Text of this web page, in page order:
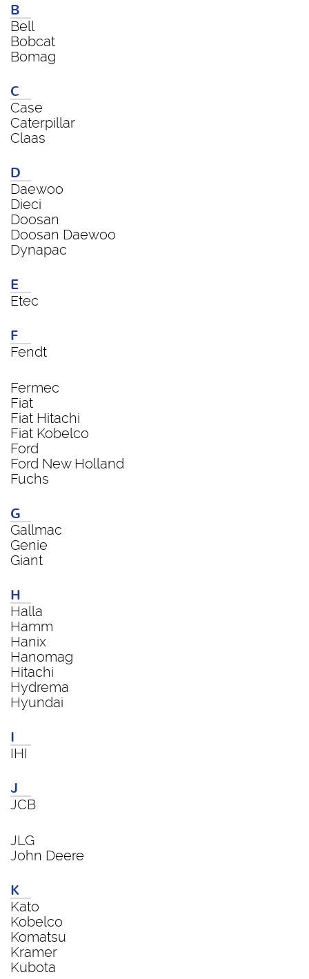
B
Bell
Bobcat
Bomag
C
Case
Caterpillar
Claas
D
Daewoo
Dieci
Doosan
Doosan Daewoo
Dynapac
E
Etec
F
Fendt
Fermec
Fiat
Fiat Hitachi
Fiat Kobelco
Ford
Ford New Holland
Fuchs
G
Gallmac
Genie
Giant
H
Halla
Hamm
Hanix
Hanomag
Hitachi
Hydrema
Hyundai
I
IHI
J
JCB
JLG
John Deere
K
Kato
Kobelco
Komatsu
Kramer
Kubota